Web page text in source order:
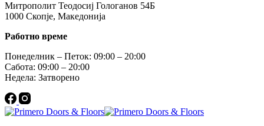
Митрополит Теодосиј Гологанов 54Б
1000 Скопје, Македонија
Работно време
Понеделник – Петок: 09:00 – 20:00
Сабота: 09:00 – 20:00
Недела: Затворено